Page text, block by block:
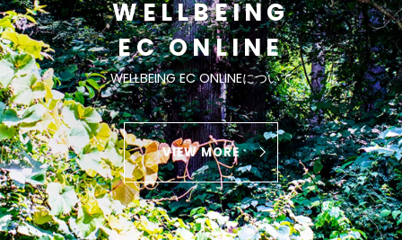
WELLBEING
EC ONLINE
WELLBEING EC ONLINEについて
VIEW MORE